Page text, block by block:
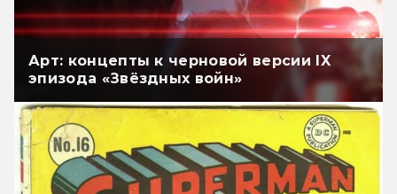
Арт: концепты к черновой версии IX
эпизода «Звёздных войн»